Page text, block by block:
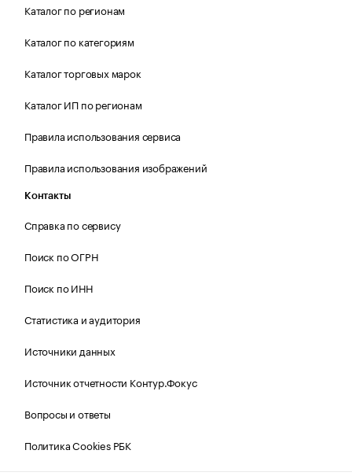
Каталог по регионам
Каталог по категориям
Каталог торговых марок
Каталог ИП по регионам
Правила использования сервиса
Правила использования изображений
Контакты
Справка по сервису
Поиск по ОГРН
Поиск по ИНН
Статистика и аудитория
Источники данных
Источник отчетности Контур.Фокус
Вопросы и ответы
Политика Cookies РБК